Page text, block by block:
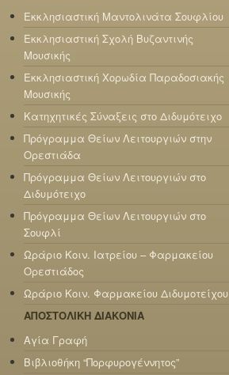
Εκκλησιαστική Μαντολινάτα Σουφλίου
Εκκλησιαστική Σχολή Βυζαντινής
Μουσικής
Εκκλησιαστική Χορωδία Παραδοσιακής
Μουσικής
Κατηχητικές Σύναξεις στο Διδυμότειχο
Πρόγραμμα Θείων Λειτουργιών στην
Ορεστιάδα
Πρόγραμμα Θείων Λειτουργιών στο
Διδυμότειχο
Πρόγραμμα Θείων Λειτουργιών στο
Σουφλί
Ωράριο Κοιν. Ιατρείου – Φαρμακείου
Ορεστιάδος
Ωράριο Κοιν. Φαρμακείου Διδυμοτείχου
ΑΠΟΣΤΟΛΙΚΗ ΔΙΑΚΟΝΙΑ
Αγία Γραφή
Βιβλιοθήκη “Πορφυρογέννητος”